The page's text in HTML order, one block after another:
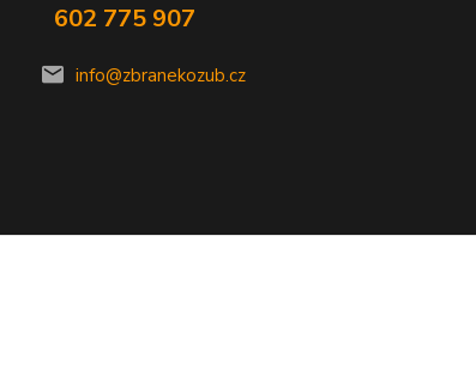
602 775 907
info@zbranekozub.cz